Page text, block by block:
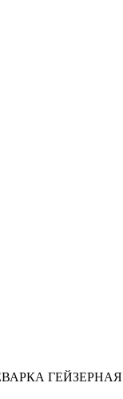
ГЕЙЗЕРНАЯ